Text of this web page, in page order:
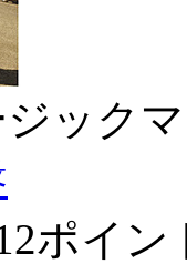
ック
ポイ